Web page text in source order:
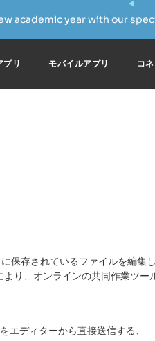
academic year with our
プリ モバイルアプリ コ
保存されているファイルを編集し
り、オンラインの共同作業ツ
エディターから直接送信する、